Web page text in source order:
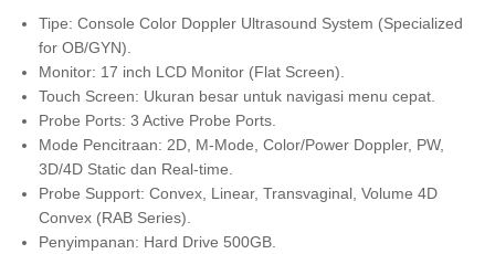
Tipe: Console Color Doppler Ultrasound System (Specialized
for OB/GYN).
Monitor: 17 inch LCD Monitor (Flat Screen).
Touch Screen: Ukuran besar untuk navigasi menu cepat.
Probe Ports: 3 Active Probe Ports.
Mode Pencitraan: 2D, M-Mode, Color/Power Doppler, PW,
3D/4D Static dan Real-time.
Probe Support: Convex, Linear, Transvaginal, Volume 4D
Convex (RAB Series).
Penyimpanan: Hard Drive 500GB.